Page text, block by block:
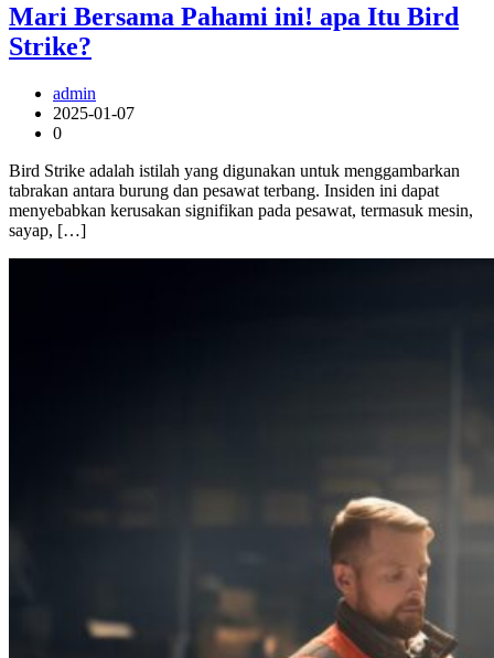
Mari Bersama Pahami ini! apa Itu Bird
Strike?
admin
2025-01-07
0
Bird Strike adalah istilah yang digunakan untuk menggambarkan
tabrakan antara burung dan pesawat terbang. Insiden ini dapat
menyebabkan kerusakan signifikan pada pesawat, termasuk mesin,
sayap, […]